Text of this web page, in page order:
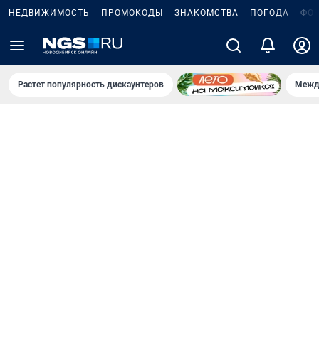
НЕДВИЖИМОСТЬ ПРОМОКОДЫ ЗНАКОМСТВА ПОГОДА
Растет популярность дискаунтеров